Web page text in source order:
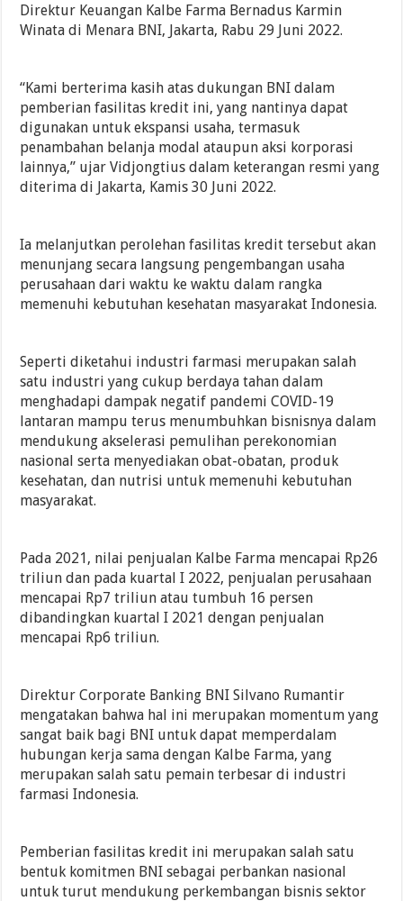
Direktur Keuangan Kalbe Farma Bernadus Karmin
Winata di Menara BNI, Jakarta, Rabu 29 Juni 2022.
“Kami berterima kasih atas dukungan BNI dalam
pemberian fasilitas kredit ini, yang nantinya dapat
digunakan untuk ekspansi usaha, termasuk
penambahan belanja modal ataupun aksi korporasi
lainnya,” ujar Vidjongtius dalam keterangan resmi yang
diterima di Jakarta, Kamis 30 Juni 2022.
Ia melanjutkan perolehan fasilitas kredit tersebut akan
menunjang secara langsung pengembangan usaha
perusahaan dari waktu ke waktu dalam rangka
memenuhi kebutuhan kesehatan masyarakat Indonesia.
Seperti diketahui industri farmasi merupakan salah
satu industri yang cukup berdaya tahan dalam
menghadapi dampak negatif pandemi COVID-19
lantaran mampu terus menumbuhkan bisnisnya dalam
mendukung akselerasi pemulihan perekonomian
nasional serta menyediakan obat-obatan, produk
kesehatan, dan nutrisi untuk memenuhi kebutuhan
masyarakat.
Pada 2021, nilai penjualan Kalbe Farma mencapai Rp26
triliun dan pada kuartal I 2022, penjualan perusahaan
mencapai Rp7 triliun atau tumbuh 16 persen
dibandingkan kuartal I 2021 dengan penjualan
mencapai Rp6 triliun.
Direktur Corporate Banking BNI Silvano Rumantir
mengatakan bahwa hal ini merupakan momentum yang
sangat baik bagi BNI untuk dapat memperdalam
hubungan kerja sama dengan Kalbe Farma, yang
merupakan salah satu pemain terbesar di industri
farmasi Indonesia.
Pemberian fasilitas kredit ini merupakan salah satu
bentuk komitmen BNI sebagai perbankan nasional
untuk turut mendukung perkembangan bisnis sektor